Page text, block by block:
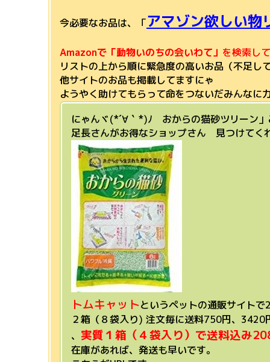
今必要なお品は、「アマゾン欲しい物
Amazonで「動物いのちの会いわて」 を検索して
リストの上から順に緊急度の高いお品（不足し
他サイトのお品も掲載してますにゃ
ようやく助けてもらって命をつないだみんなに
にゃんヾ(*´∀｀*)ﾉ おからの猫砂ツリーン」
足長さんがお得なショップさん 見つけてく
トムキャットというペットの通販サイトで
２箱（８袋入り) 注文毎に送料750円、3420
、 実質１箱（４袋入り）で送料込み2
在庫があれば、発送も早いです。